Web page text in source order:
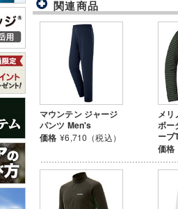
関連商品
マウンテン ジャージ
パンツ Men's
価格 ¥6,710（税込）
メリ
ボー
ーブ
価格